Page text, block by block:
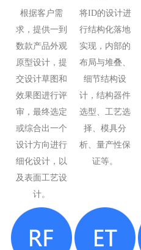
根据客户需
求，提供一到
数款产品外观
原型设计，提
交设计草图和
效果图进行评
审，最终选定
或综合出一个
设计方向进行
细化设计，以
及表面工艺设
计。
将ID的设计进
行结构化落地
实现，内部的
布局与堆叠、
细节结构设
计，结构器件
选型、工艺选
择、模具分
析、量产性保
证等。